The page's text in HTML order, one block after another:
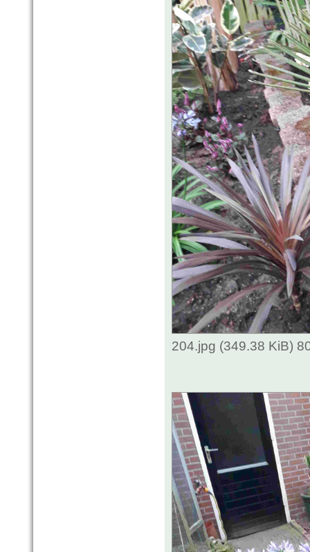
204.jpg (349.38 KiB)